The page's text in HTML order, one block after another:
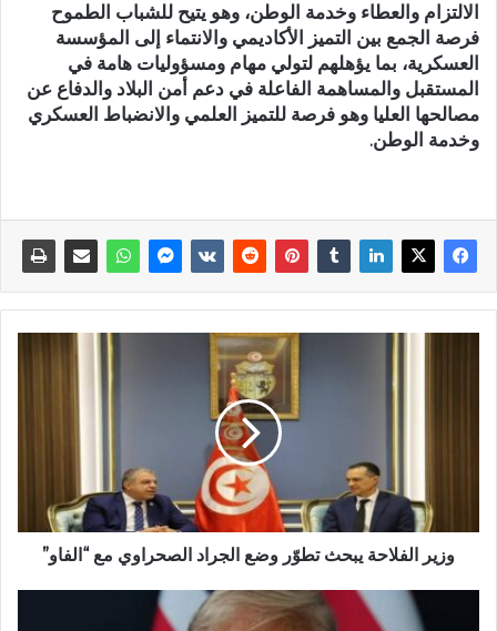
الالتزام والعطاء وخدمة الوطن، وهو يتيح للشباب الطموح
فرصة الجمع بين التميز الأكاديمي والانتماء إلى المؤسسة
العسكرية، بما يؤهلهم لتولي مهام ومسؤوليات هامة في
المستقبل والمساهمة الفاعلة في دعم أمن البلاد والدفاع عن
مصالحها العليا وهو فرصة للتميز العلمي والانضباط العسكري
وخدمة الوطن.
وزير الفلاحة يبحث تطوّر وضع الجراد الصحراوي مع “الفاو”